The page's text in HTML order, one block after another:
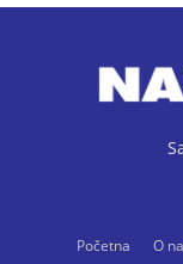
Početna O